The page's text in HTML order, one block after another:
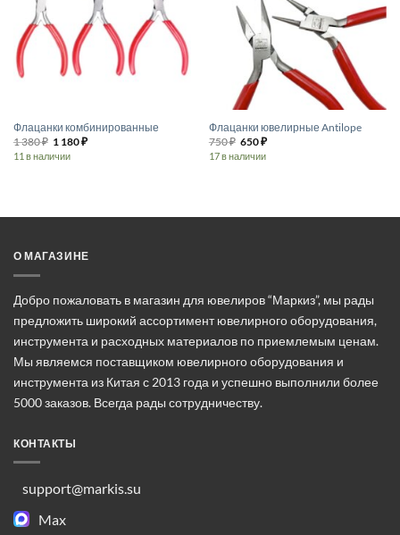
можно
выбрать
Флацанки комбинированные
1 380₽ 1 180₽
11 в наличии
Опции
можно
на
странице
товара.
Флацанки ювелирные Antilope
750₽ 650₽
17 в наличии
на
странице
товара.
О МАГАЗИНЕ
Добро пожаловать в магазин для ювелиров “Маркиз”, мы рады
предложить широкий ассортимент ювелирного оборудования,
инструмента и расходных материалов по приемлемым ценам.
Мы являемся поставщиком ювелирного оборудования и
инструмента из Китая с 2013 года и успешно выполнили более
5000 заказов. Всегда рады сотрудничеству.
КОНТАКТЫ
support@markis.su
Max